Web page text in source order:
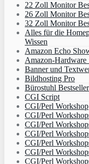
22 Zoll Monitor
26 Zoll Monitor
32 Zoll Monitor
Alles für die
Wissen
Amazon Echo
Amazon-Hardware
Banner und
Bildhosting Pro
Bürostuhl Bestseller
CGI Script
CGI/Perl Workshop
CGI/Perl
CGI/Perl
CGI/Perl
CGI/Perl
CGI/Perl
CGI/Perl